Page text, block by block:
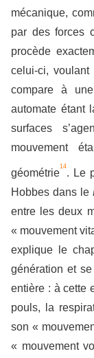
mécanique,
par des forces
procède
celui-ci,
compare à
automate étant
surfaces
mouvement
géométrie14. Le
Hobbes dans le
entre les deux
« mouvement
explique le
génération et
entière : à cette
pouls, la
son «
« mouvement